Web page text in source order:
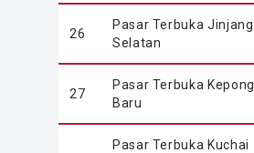
26
Pasar Terbuka Jinjang
Selatan
27
Pasar Terbuka Kepong
Baru
Pasar Terbuka Kuchai